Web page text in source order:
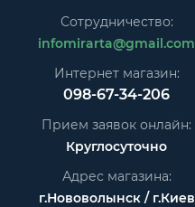
Сотрудничество:
infomirarta@gmail.com
Интернет магазин:
098-67-34-206
Прием заявок онлайн:
Круглосуточно
Адрес магазина:
г.Нововолынск / г.Киев